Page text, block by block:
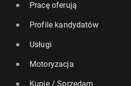
Pracę oferują
Profile kandydatów
Usługi
Motoryzacja
Kupię / Sprzedam